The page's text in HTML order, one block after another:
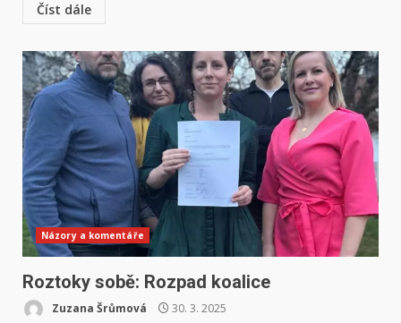
Číst dále
Názory a komentáře
Roztoky sobě: Rozpad koalice
Zuzana Šrůmová 30. 3. 2025